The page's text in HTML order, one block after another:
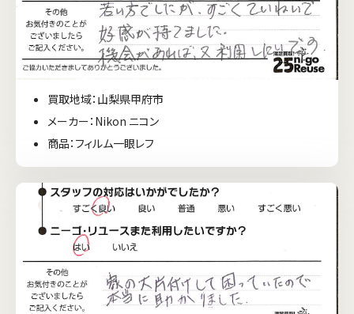
買取地域：山梨県甲府市
メーカー：Nikon ニコン
商品：フィルム一眼レフ